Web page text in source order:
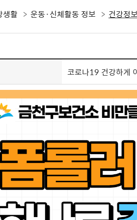
생활 운동·신체활동 정보 건강정
코로나19 건강하게